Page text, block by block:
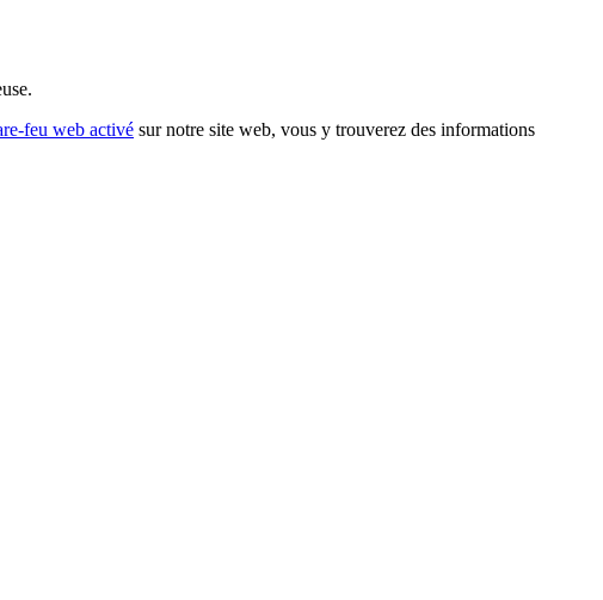
feu web activé sur notre site web, vous y trouverez des informations